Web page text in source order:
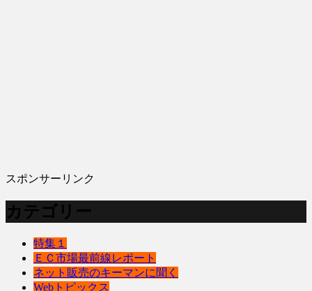
スポンサーリンク
カテゴリー
特集１
ＥＣ市場最前線レポート
ネット販売のキーマンに聞く
Webトピックス